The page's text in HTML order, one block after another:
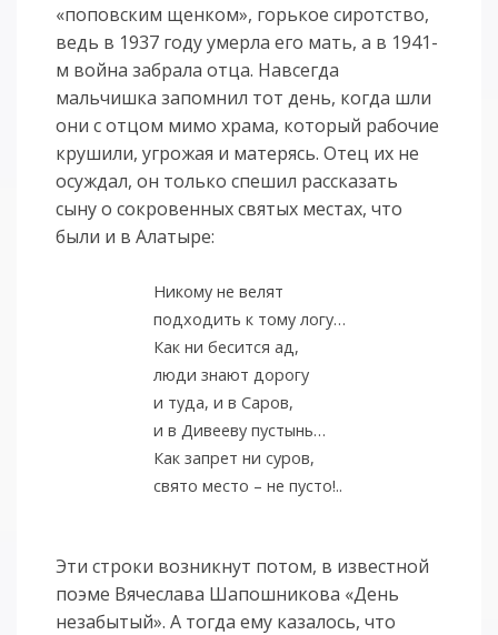
«поповским щенком», горькое сиротство,
ведь в 1937 году умерла его мать, а в 1941-
м война забрала отца. Навсегда
мальчишка запомнил тот день, когда шли
они с отцом мимо храма, который рабочие
крушили, угрожая и матерясь. Отец их не
осуждал, он только спешил рассказать
сыну о сокровенных святых местах, что
были и в Алатыре:
Никому не велят
подходить к тому логу…
Как ни бесится ад,
люди знают дорогу
и туда, и в Саров,
и в Дивееву пустынь…
Как запрет ни суров,
свято место – не пусто!..
Эти строки возникнут потом, в известной
поэме Вячеслава Шапошникова «День
незабытый». А тогда ему казалось, что